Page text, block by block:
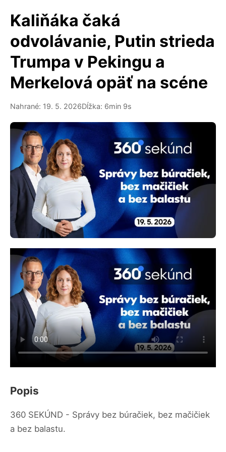
Kaliňáka čaká
odvolávanie, Putin strieda
Trumpa v Pekingu a
Merkelová opäť na scéne
Nahrané: 19. 5. 2026Dĺžka: 6min 9s
Popis
360 SEKÚND - Správy bez búračiek, bez mačičiek
a bez balastu.